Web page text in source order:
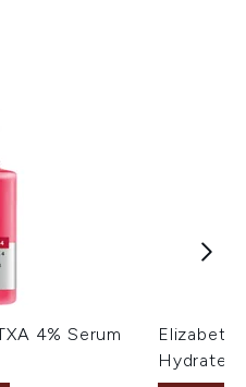
4% Serum
Elizabeth